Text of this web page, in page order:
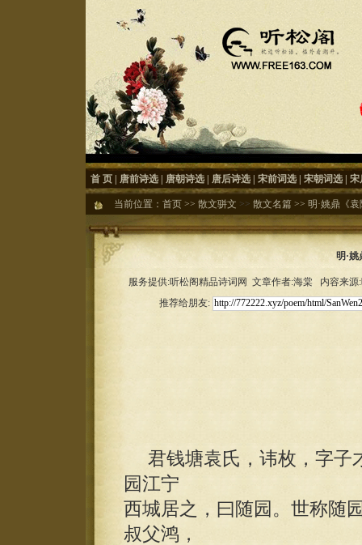
首 页 唐前诗选 唐朝诗选 唐后诗选 宋前词选 宋朝词选 宋
当前位置： 首页 >> 散文骈文 >> 散文名篇 >> 明·姚鼎《
明·
服务提供:听松阁精品诗词网 文章作者:海棠 内容来
推荐给朋友:
君钱塘袁氏，讳枚，字子
园江宁
西城居之，曰随园。世称随
叔父鸿，